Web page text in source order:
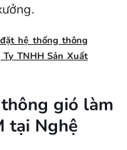
hệ thống thông
TNHH Sản Xuất
gió làm
tại Nghệ